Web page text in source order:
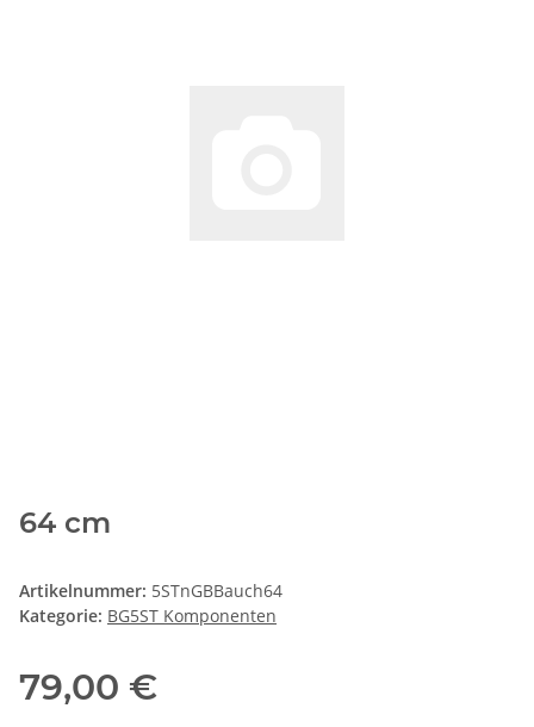
64 cm
Artikelnummer: 5STnGBBauch64
Kategorie: BG5ST Komponenten
79,00 €